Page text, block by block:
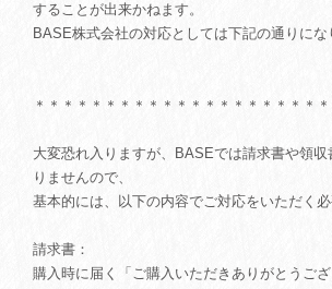
することが出来かねます。
BASE株式会社の対応としては下記の通りにな
＊＊＊＊＊＊＊＊＊＊＊＊＊＊＊＊＊＊＊＊＊
大変恐れ入りますが、BASEでは請求書や領
りませんので、
基本的には、以下の内容でご対応をいただく必
請求書：
購入時に届く「ご購入いただきありがとうご